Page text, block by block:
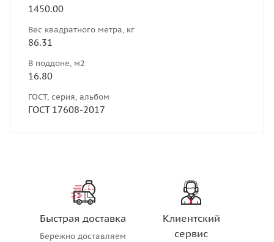
1450.00
Вес квадратного метра, кг
86.31
В поддоне, м2
16.80
ГОСТ, серия, альбом
ГОСТ 17608-2017
Быстрая доставка
Бережно доставляем
Клиентский
сервис